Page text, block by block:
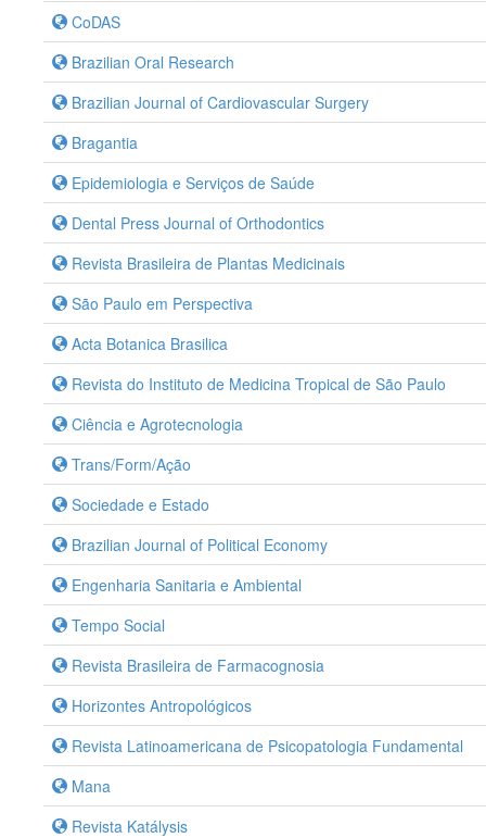
CoDAS
Brazilian Oral Research
Brazilian Journal of Cardiovascular Surgery
Bragantia
Epidemiologia e Serviços de Saúde
Dental Press Journal of Orthodontics
Revista Brasileira de Plantas Medicinais
São Paulo em Perspectiva
Acta Botanica Brasilica
Revista do Instituto de Medicina Tropical de São Paulo
Ciência e Agrotecnologia
Trans/Form/Ação
Sociedade e Estado
Brazilian Journal of Political Economy
Engenharia Sanitaria e Ambiental
Tempo Social
Revista Brasileira de Farmacognosia
Horizontes Antropológicos
Revista Latinoamericana de Psicopatologia Fundamental
Mana
Revista Katálysis